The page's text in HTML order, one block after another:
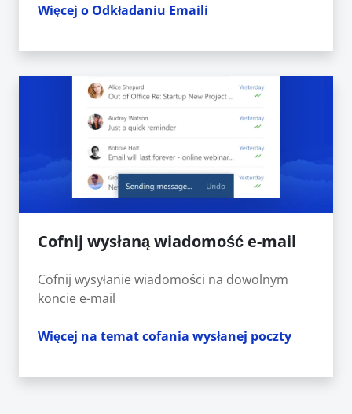
Więcej o Odkładaniu Emaili
Cofnij wysłaną wiadomość e-mail
Cofnij wysyłanie wiadomości na dowolnym
koncie e-mail
Więcej na temat cofania wysłanej poczty